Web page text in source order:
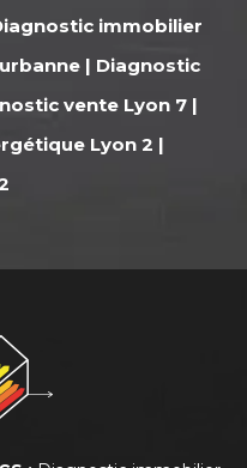
immobilier
| Diagnostic
vente Lyon 7 |
Lyon 2 |